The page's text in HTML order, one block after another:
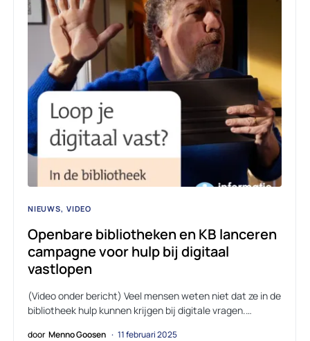
NIEUWS VIDEO
Openbare bibliotheken en KB lanceren
campagne voor hulp bij digitaal
vastlopen
(Video onder bericht) Veel mensen weten niet dat ze in de
bibliotheek hulp kunnen krijgen bij digitale vragen.…
door Menno Goosen 11 februari 2025